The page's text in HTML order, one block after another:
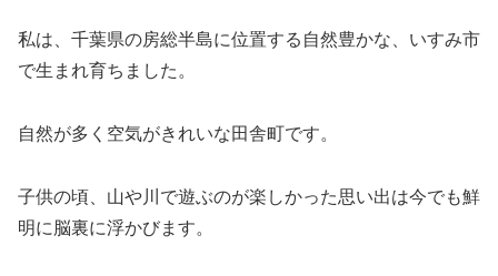
私は、千葉県の房総半島に位置する自然豊かな、いすみ市
で生まれ育ちました。
自然が多く空気がきれいな田舎町です。
子供の頃、山や川で遊ぶのが楽しかった思い出は今でも鮮
明に脳裏に浮かびます。